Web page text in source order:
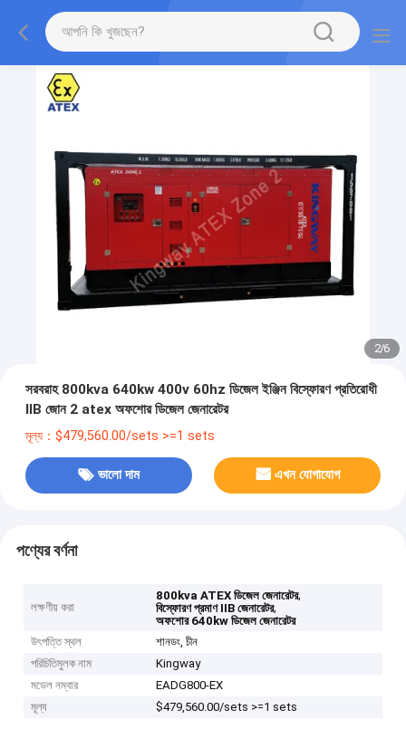
2/6
সরবরাহ 800kva 640kw 400v 60hz ডিজেল ইঞ্জিন বিস্ফোরণ প্রতিরোধী
IIB জোন 2 atex অফশোর ডিজেল জেনারেটর
মূল্য：$479,560.00/sets >=1 sets
ভালো দাম এখন যোগাযোগ
পণ্যের বর্ণনা
লক্ষণীয় করা
800kva ATEX ডিজেল জেনারেটর,
বিস্ফোরণ প্রমাণ IIB জেনারেটর,
অফশোর 640kw ডিজেল জেনারেটর
উৎপত্তি স্থল
শানডং, চীন
পরিচিতিমুলক নাম
Kingway
মডেল নম্বার
EADG800-EX
মূল্য
$479,560.00/sets >=1 sets